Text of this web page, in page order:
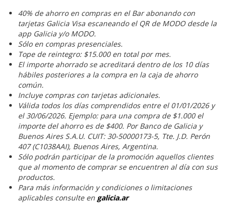
40% de ahorro en compras en el Bar abonando con
tarjetas Galicia Visa escaneando el QR de MODO desde la
app Galicia y/o MODO.
Sólo en compras presenciales.
Tope de reintegro: $15.000 en total por mes.
El importe ahorrado se acreditará dentro de los 10 días
hábiles posteriores a la compra en la caja de ahorro
común.
Incluye compras con tarjetas adicionales.
Válida todos los días comprendidos entre el 01/01/2026 y
el 30/06/2026. Ejemplo: para una compra de $1.000 el
importe del ahorro es de $400. Por Banco de Galicia y
Buenos Aires S.A.U. CUIT: 30-50000173-5, Tte. J.D. Perón
407 (C1038AAI), Buenos Aires, Argentina.
Sólo podrán participar de la promoción aquellos clientes
que al momento de comprar se encuentren al día con sus
productos.
Para más información y condiciones o limitaciones
aplicables consulte en galicia.ar